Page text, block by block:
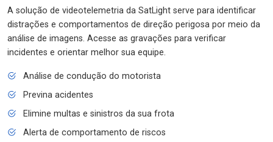
A solução de videotelemetria da SatLight serve para identificar
distrações e comportamentos de direção perigosa por meio da
análise de imagens. Acesse as gravações para verificar
incidentes e orientar melhor sua equipe.
Análise de condução do motorista
Previna acidentes
Elimine multas e sinistros da sua frota
Alerta de comportamento de riscos